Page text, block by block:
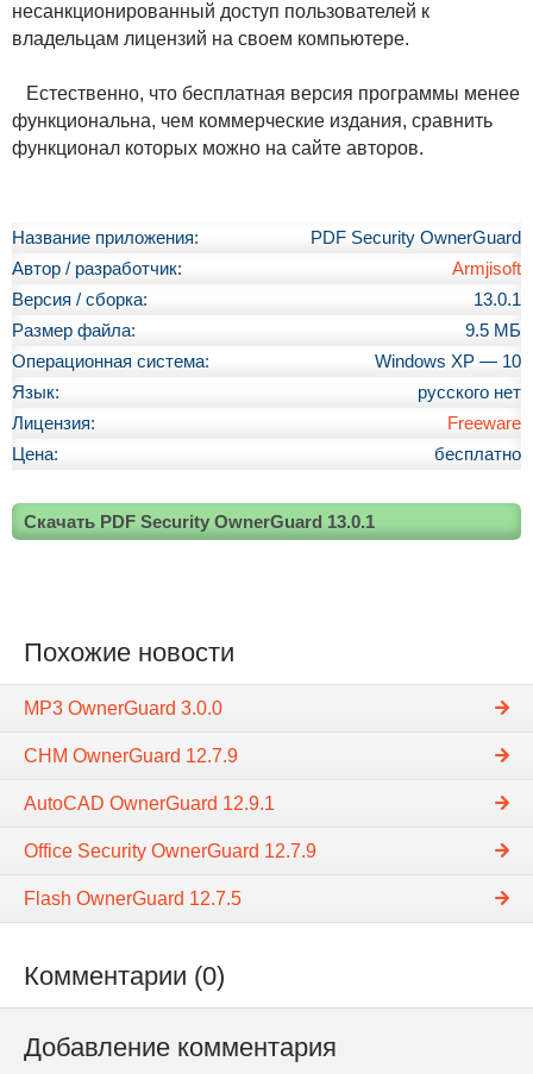
несанкционированный доступ пользователей к
владельцам лицензий на своем компьютере.
Естественно, что бесплатная версия программы менее
функциональна, чем коммерческие издания, сравнить
функционал которых можно на сайте авторов.
Название приложения:
PDF Security OwnerGuard
Автор / разработчик:
Armjisoft
Версия / сборка:
13.0.1
Размер файла:
9.5 МБ
Операционная система:
Windows XP — 10
Язык:
русского нет
Лицензия:
Freeware
Цена:
бесплатно
Скачать PDF Security OwnerGuard 13.0.1
Похожие новости
MP3 OwnerGuard 3.0.0
CHM OwnerGuard 12.7.9
AutoCAD OwnerGuard 12.9.1
Office Security OwnerGuard 12.7.9
Flash OwnerGuard 12.7.5
Комментарии (0)
Добавление комментария